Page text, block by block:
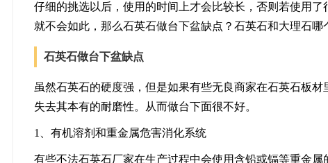
仔细的挑选以后，使用的时间上才会比较长，否则若使用
就不会如此，那么石英石做台下盆缺点？石英石和大理石哪
石英石做台下盆缺点
虽然石英石的硬度强，但是如果有些无良商家在石英石板
失去其本有的耐磨性。从而做台下面很不好。
1、有机溶剂和重金属危害消化系统
有些不法石英石厂家在生产过程中会使用含铅或镉等重金